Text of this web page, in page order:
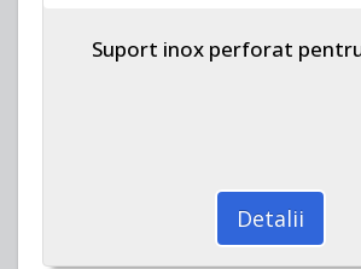
Suport inox perforat
Detalii